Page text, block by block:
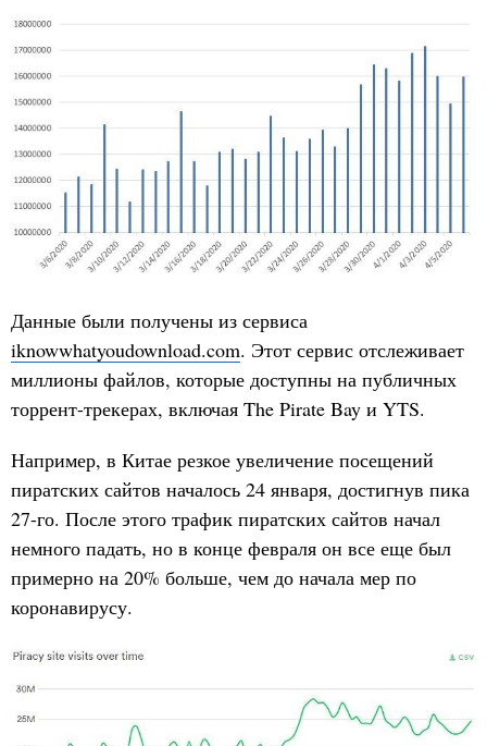
Данные были получены из сервиса
iknowwhatyoudownload.com. Этот сервис отслеживает
миллионы файлов, которые доступны на публичных
торрент-трекерах, включая The Pirate Bay и YTS.
Например, в Китае резкое увеличение посещений
пиратских сайтов началось 24 января, достигнув пика
27-го. После этого трафик пиратских сайтов начал
немного падать, но в конце февраля он все еще был
примерно на 20% больше, чем до начала мер по
коронавирусу.